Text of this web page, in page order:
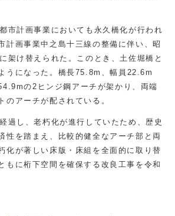
市計画事業においても永久橋化が行われ
計画事業中之島十三線の整備に伴い、昭
架け替えられた。このとき、土佐堀橋と
うになった。橋長75.8m、幅員22.6m
の2ヒンジ鋼アーチが架かり、両端
のアーチが配されている。
過し、老朽化が進行していたため、歴史
性を踏まえ、比較的健全なアーチ部と両
化が著しい床版・床組を全面的に取り替
もに桁下空間を確保する改良工事を令和